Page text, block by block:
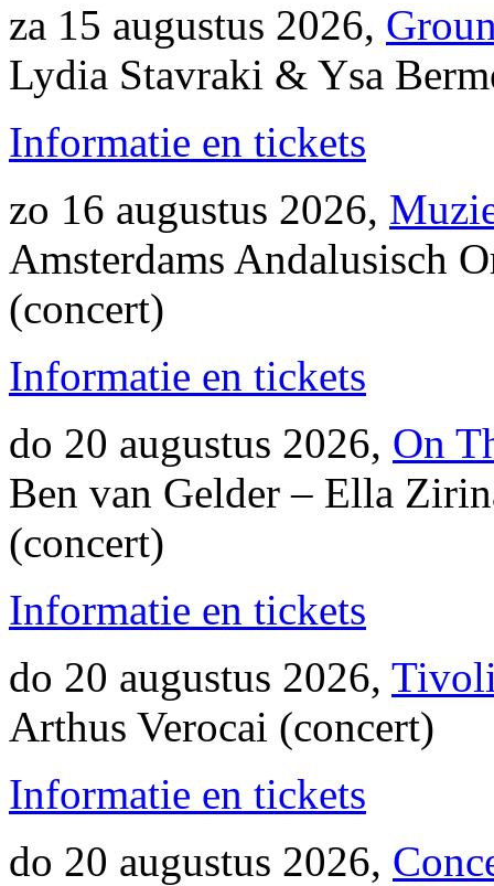
za 15 augustus 2026,
Lydia Stavraki & Ysa
Informatie en tickets
zo 16 augustus 2026,
Amsterdams Andalusisch
(concert)
Informatie en tickets
do 20 augustus 2026, On
Ben van Gelder – Ella
(concert)
Informatie en tickets
do 20 augustus 2026,
Arthus Verocai (concert)
Informatie en tickets
do 20 augustus 2026,